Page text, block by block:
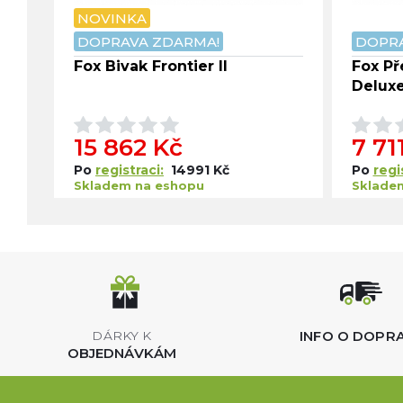
NOVINKA
DOPRAVA ZDARMA!
Fox Bivak Frontier II
15 862 Kč
Po registraci: 14991 Kč
Skladem na eshopu
Fox
7
Po
DÁRKY K
OBJEDNÁVKÁM
INFO O